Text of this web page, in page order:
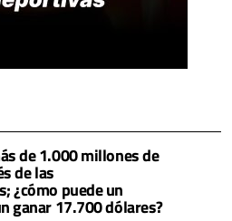
de 1.000 millones de
de las
¿cómo puede un
ganar 17.700 dólares?